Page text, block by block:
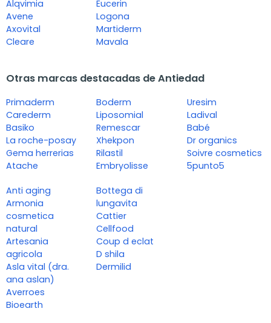
Alqvimia
Avene
Axovital
Cleare
Eucerin
Logona
Martiderm
Mavala
Otras marcas destacadas de Antiedad
Primaderm
Carederm
Basiko
La roche-posay
Gema herrerias
Atache
Boderm
Liposomial
Remescar
Xhekpon
Rilastil
Embryolisse
Uresim
Ladival
Babé
Dr organics
Soivre cosmetics
5punto5
Anti aging
Armonia
cosmetica
natural
Artesania
agricola
Asla vital (dra.
ana aslan)
Averroes
Bioearth
Bottega di
lungavita
Cattier
Cellfood
Coup d eclat
D shila
Dermilid